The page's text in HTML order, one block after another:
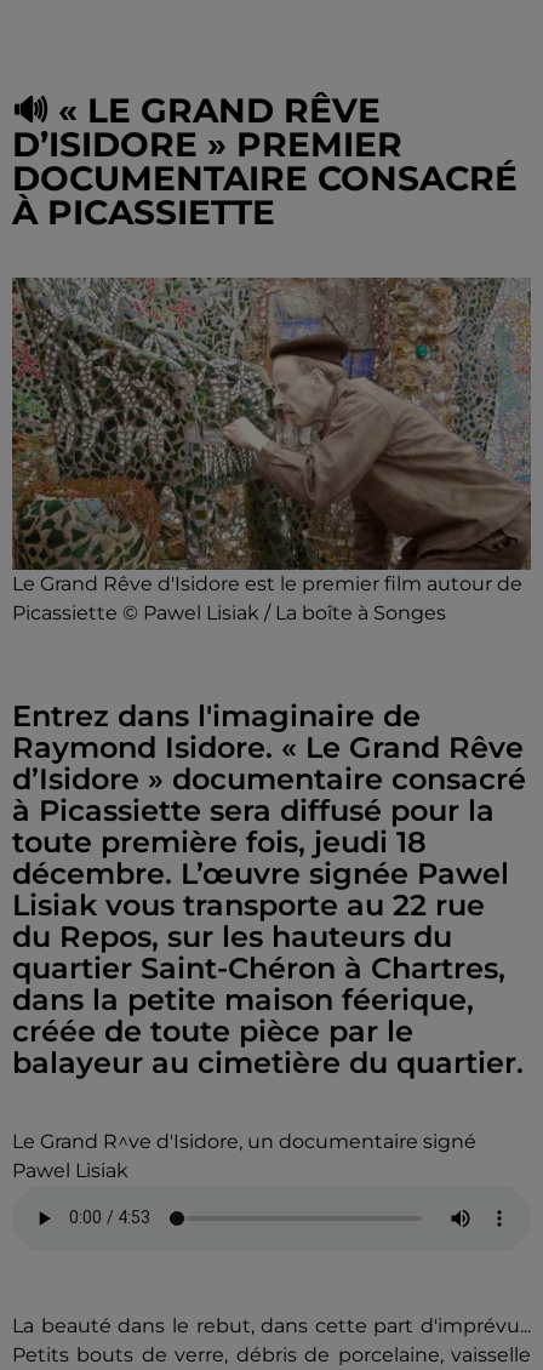
🔊 « LE GRAND RÊVE
D’ISIDORE » PREMIER
DOCUMENTAIRE CONSACRÉ
À PICASSIETTE
Le Grand Rêve d'Isidore est le premier film autour de
Picassiette © Pawel Lisiak / La boîte à Songes
Entrez dans l'imaginaire de
Raymond Isidore. « Le Grand Rêve
d’Isidore » documentaire consacré
à Picassiette sera diffusé pour la
toute première fois, jeudi 18
décembre. L’œuvre signée Pawel
Lisiak vous transporte au 22 rue
du Repos, sur les hauteurs du
quartier Saint-Chéron à Chartres,
dans la petite maison féerique,
créée de toute pièce par le
balayeur au cimetière du quartier.
Le Grand R^ve d'Isidore, un documentaire signé
Pawel Lisiak
La beauté dans le rebut, dans cette part d'imprévu...
Petits bouts de verre, débris de porcelaine, vaisselle